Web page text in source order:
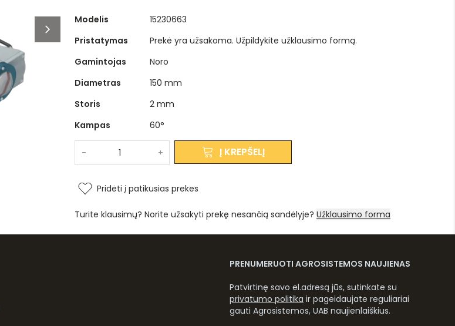
Modelis
15230663
Pristatymas
Prekė yra užsakoma. Užpildykite užklausimo formą.
Gamintojas
Noro
Diametras
150 mm
Storis
2 mm
Kampas
60°
- + Į KREPŠELĮ
Pridėti į patikusias prekes
Turite klausimų? Norite užsakyti prekę nesančią sandėlyje? Užklausimo forma
PRENUMERUOTI AGROSISTEMOS NAUJIENAS
Patvirtinę savo el.adresą jūs, sutinkate su
privatumo politika ir pageidaujate reguliariai
gauti Agrosistemos, UAB naujienlaiškius.